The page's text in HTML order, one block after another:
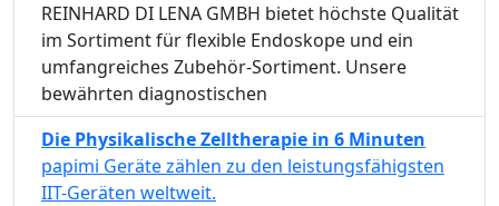
REINHARD DI LENA GMBH bietet höchste Qualität
im Sortiment für flexible Endoskope und ein
umfangreiches Zubehör-Sortiment. Unsere
bewährten diagnostischen
Die Physikalische Zelltherapie in 6 Minuten
papimi Geräte zählen zu den leistungsfähigsten
IIT-Geräten weltweit.